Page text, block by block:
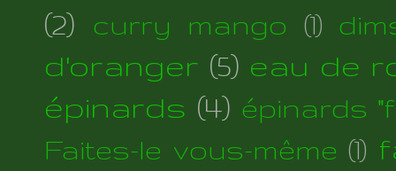
(2)
curry mango (1)
d'oranger (5) eau de
épinards (4) épinards
Faites-le vous-même (1)